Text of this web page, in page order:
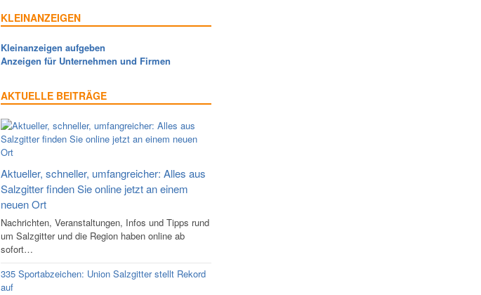
KLEINANZEIGEN
Kleinanzeigen aufgeben
Anzeigen für Unternehmen und Firmen
AKTUELLE BEITRÄGE
Aktueller, schneller, umfangreicher: Alles aus
Salzgitter finden Sie online jetzt an einem
neuen Ort
Nachrichten, Veranstaltungen, Infos und Tipps rund
um Salzgitter und die Region haben online ab
sofort…
335 Sportabzeichen: Union Salzgitter stellt Rekord
auf